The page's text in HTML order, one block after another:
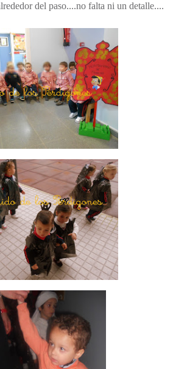
del paso....no falta ni un detalle....